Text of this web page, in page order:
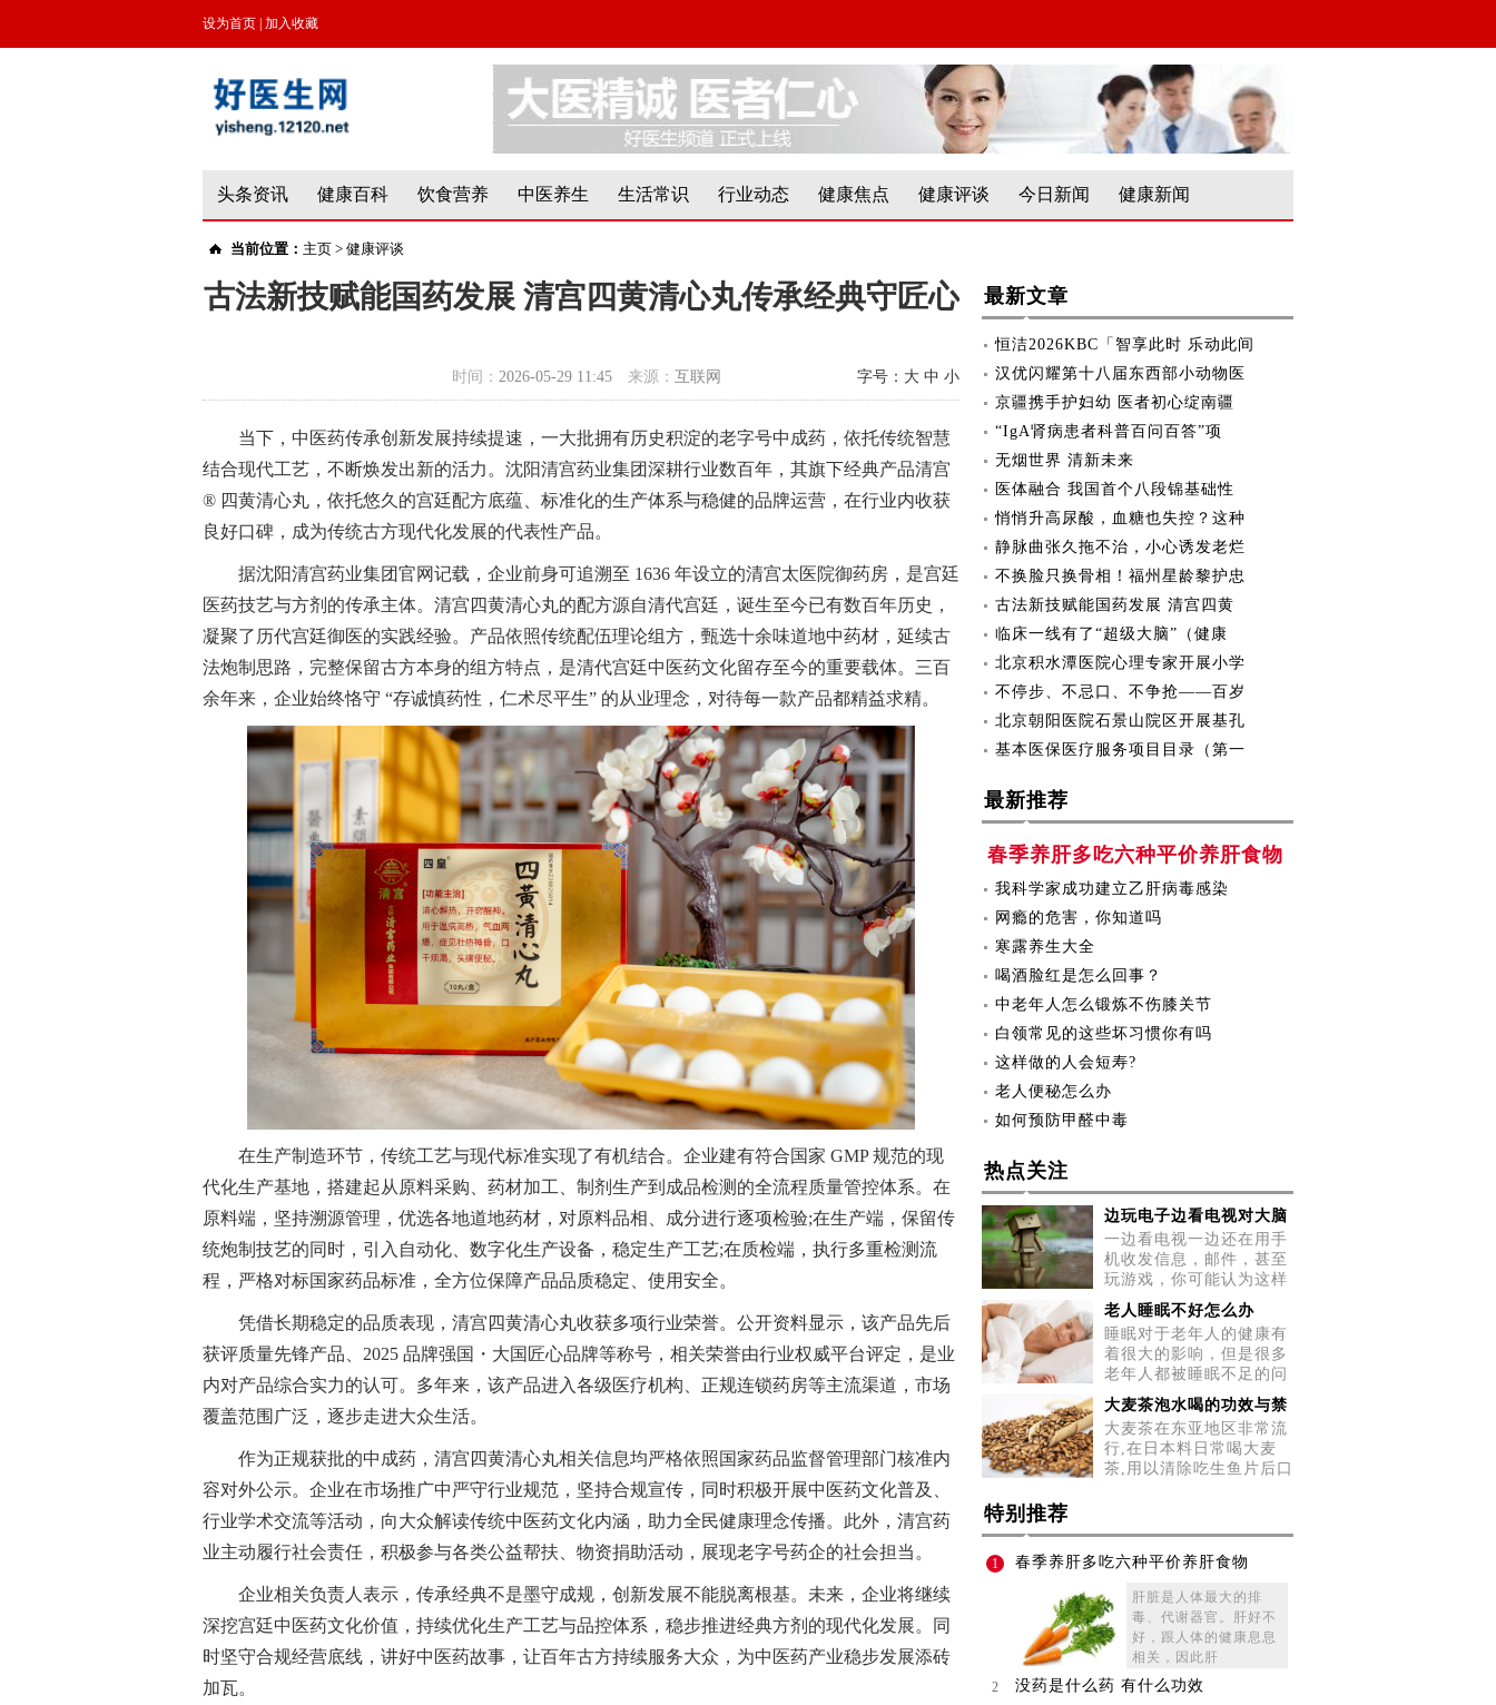
设为首页 加入收藏
头条资讯 健康百科 饮食营养 中医养生 生活常识 行业动态 健康焦点 健康评谈 今日新闻 健康新闻
当前位置： 主页 > 健康评谈
古法新技赋能国药发展 清宫四黄清心丸传承经典守匠心
时间： 2026-05-29 11:45 来源： 互联网 字号： 大 中 小
当下，中医药传承创新发展持续提速，一大批拥有历史积淀的老字号中成药，依托传统智慧
结合现代工艺，不断焕发出新的活力。沈阳清宫药业集团深耕行业数百年，其旗下经典产品清宫
® 四黄清心丸，依托悠久的宫廷配方底蕴、标准化的生产体系与稳健的品牌运营，在行业内收获
良好口碑，成为传统古方现代化发展的代表性产品。
据沈阳清宫药业集团官网记载，企业前身可追溯至 1636 年设立的清宫太医院御药房，是宫廷
医药技艺与方剂的传承主体。清宫四黄清心丸的配方源自清代宫廷，诞生至今已有数百年历史，
凝聚了历代宫廷御医的实践经验。产品依照传统配伍理论组方，甄选十余味道地中药材，延续古
法炮制思路，完整保留古方本身的组方特点，是清代宫廷中医药文化留存至今的重要载体。三百
余年来，企业始终恪守 “存诚慎药性，仁术尽平生” 的从业理念，对待每一款产品都精益求精。
在生产制造环节，传统工艺与现代标准实现了有机结合。企业建有符合国家 GMP 规范的现
代化生产基地，搭建起从原料采购、药材加工、制剂生产到成品检测的全流程质量管控体系。在
原料端，坚持溯源管理，优选各地道地药材，对原料品相、成分进行逐项检验;在生产端，保留传
统炮制技艺的同时，引入自动化、数字化生产设备，稳定生产工艺;在质检端，执行多重检测流
程，严格对标国家药品标准，全方位保障产品品质稳定、使用安全。
凭借长期稳定的品质表现，清宫四黄清心丸收获多项行业荣誉。公开资料显示，该产品先后
获评质量先锋产品、2025 品牌强国・大国匠心品牌等称号，相关荣誉由行业权威平台评定，是业
内对产品综合实力的认可。多年来，该产品进入各级医疗机构、正规连锁药房等主流渠道，市场
覆盖范围广泛，逐步走进大众生活。
作为正规获批的中成药，清宫四黄清心丸相关信息均严格依照国家药品监督管理部门核准内
容对外公示。企业在市场推广中严守行业规范，坚持合规宣传，同时积极开展中医药文化普及、
行业学术交流等活动，向大众解读传统中医药文化内涵，助力全民健康理念传播。此外，清宫药
业主动履行社会责任，积极参与各类公益帮扶、物资捐助活动，展现老字号药企的社会担当。
企业相关负责人表示，传承经典不是墨守成规，创新发展不能脱离根基。未来，企业将继续
深挖宫廷中医药文化价值，持续优化生产工艺与品控体系，稳步推进经典方剂的现代化发展。同
时坚守合规经营底线，讲好中医药故事，让百年古方持续服务大众，为中医药产业稳步发展添砖
加瓦。
最新文章
恒洁2026KBC「智享此时 乐动此间
汉优闪耀第十八届东西部小动物医
京疆携手护妇幼 医者初心绽南疆
“IgA肾病患者科普百问百答”项
无烟世界 清新未来
医体融合 我国首个八段锦基础性
悄悄升高尿酸，血糖也失控？这种
静脉曲张久拖不治，小心诱发老烂
不换脸只换骨相！福州星龄黎护忠
古法新技赋能国药发展 清宫四黄
临床一线有了“超级大脑”（健康
北京积水潭医院心理专家开展小学
不停步、不忌口、不争抢——百岁
北京朝阳医院石景山院区开展基孔
基本医保医疗服务项目目录（第一
最新推荐
春季养肝多吃六种平价养肝食物
我科学家成功建立乙肝病毒感染
网瘾的危害，你知道吗
寒露养生大全
喝酒脸红是怎么回事？
中老年人怎么锻炼不伤膝关节
白领常见的这些坏习惯你有吗
这样做的人会短寿?
老人便秘怎么办
如何预防甲醛中毒
热点关注
边玩电子边看电视对大脑
一边看电视一边还在用手
机收发信息，邮件，甚至
玩游戏，你可能认为这样
做很
老人睡眠不好怎么办
睡眠对于老年人的健康有
着很大的影响，但是很多
老年人都被睡眠不足的问
题所
大麦茶泡水喝的功效与禁
大麦茶在东亚地区非常流
行,在日本料日常喝大麦
茶,用以清除吃生鱼片后口
特别推荐
1 春季养肝多吃六种平价养肝食物
肝脏是人体最大的排
毒、代谢器官。肝好不
好，跟人体的健康息息
相关，因此肝
2
没药是什么药 有什么功效